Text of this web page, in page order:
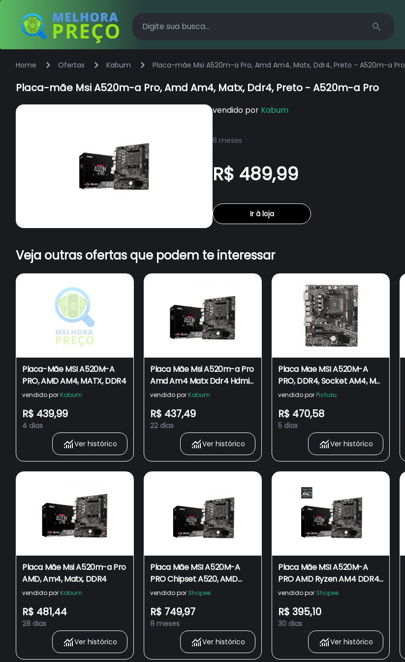
Home Ofertas Kabum Placa-mãe Msi A520m-a Pro, Amd Am4, Matx, Ddr4, Preto - A520m-a Pro
Placa-mãe Msi A520m-a Pro, Amd Am4, Matx, Ddr4, Preto - A520m-a Pro
vendido por Kabum
8 meses
R$ 489,99
Ir à loja
Veja outras ofertas que podem te interessar
Placa-Mãe MSI A520M-A
PRO, AMD AM4, MATX, DDR4
vendido por Kabum
R$ 439,99
4 dias
Ver histórico
Placa Mãe Msi A520m-a Pro
Amd Am4 Matx Ddr4 Hdmi
Gigalan
vendido por Kabum
R$ 437,49
22 dias
Ver histórico
Placa Mae MSI A520M-A
PRO, DDR4, Socket AM4, M-
ATX, Chipset AMD A520,
vendido por Pichau
R$ 470,58
5 dias
Ver histórico
Placa Mãe Msi A520m-a Pro
AMD, Am4, Matx, DDR4
vendido por Kabum
R$ 481,44
28 dias
Ver histórico
Placa Mãe MSI A520M-A
PRO Chipset A520, AMD
AM4, mATX, DDR4
vendido por Shopee
R$ 749,97
8 meses
Ver histórico
Placa Mãe MSI A520M-A
PRO AMD Ryzen AM4 DDR4,
Matx, Hdmi/Dvi
vendido por Shopee
R$ 395,10
30 dias
Ver histórico